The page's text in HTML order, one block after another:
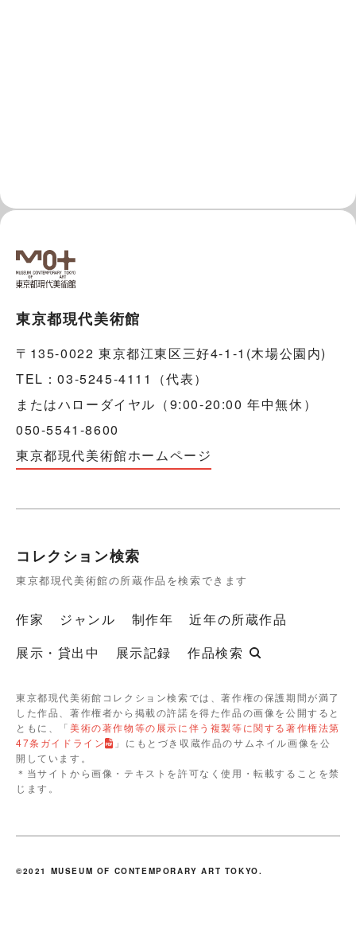
東京都現代美術館
〒135-0022 東京都江東区三好4-1-1(木場公園内)
TEL：03-5245-4111（代表）
またはハローダイヤル（9:00-20:00 年中無休）
050-5541-8600
東京都現代美術館ホームページ
コレクション検索
東京都現代美術館の所蔵作品を検索できます
作家 ジャンル 制作年
近年の所蔵作品
展示・貸出中
展示記録 作品検索
東京都現代美術館コレクション検索では、著作権の保護期間が満了
した作品、著作権者から掲載の許諾を得た作品の画像を公開すると
ともに、「美術の著作物等の展示に伴う複製等に関する著作権法第
47条ガイドライン
」にもとづき収蔵作品のサムネイル画像を公
開しています。
＊当サイトから画像・テキストを許可なく使用・転載することを禁
じます。
©2021 MUSEUM OF CONTEMPORARY ART TOKYO.